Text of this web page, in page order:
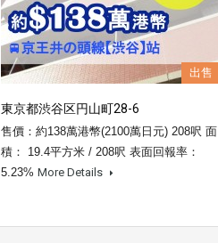
出售
東京都渋谷区円山町28-6
售價：約138萬港幣(2100萬日元) 208呎 面
積： 19.4平方米 / 208呎 表面回報率：
5.23% More Details